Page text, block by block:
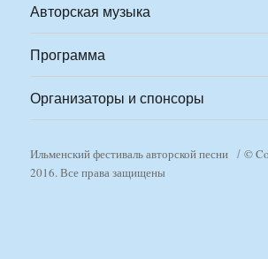
Авторская музыка
Программа
Организаторы и спонсоры
Ильменский фестиваль авторской песни
©
2016. Все права защищены